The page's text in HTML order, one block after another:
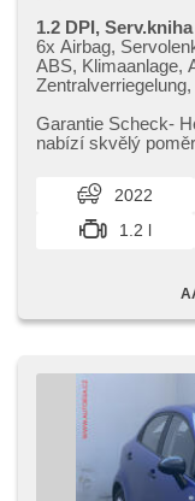
1.2 DPI, Serv.kniha
6x Airbag,
ABS, Klimaanlage,
Taste,
Garantie Scheck​-
nabízí skvělý
2022
1.2 l